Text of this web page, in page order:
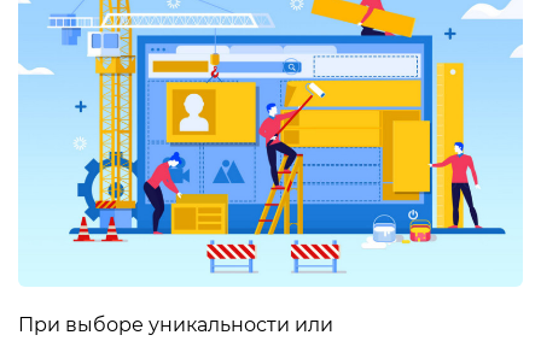
При выборе уникальности или